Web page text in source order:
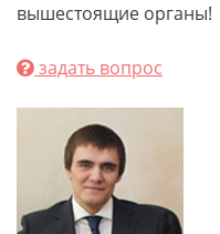
вышестоящие органы!
задать вопрос